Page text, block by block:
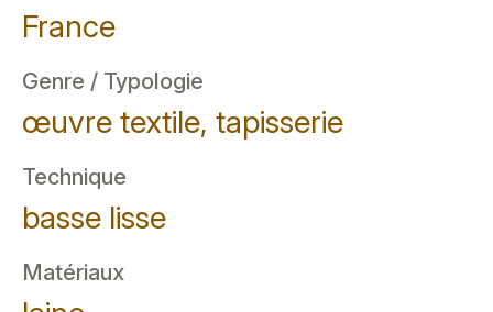
France
Genre / Typologie
œuvre textile, tapisserie
Technique
basse lisse
Matériaux